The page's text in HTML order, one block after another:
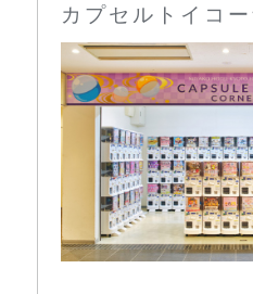
カプセルトイコ